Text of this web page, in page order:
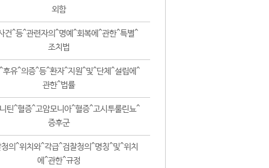
외함
건^등^관련자의^명예^회복에^관한^특별^
조치법
후유^의증^등^환자^지원^및^단체^설립에^
관한^법률
틴^혈증^고암모니아^혈증^고시투룰린뇨^
증후군
의^위치와^각급^검찰청의^명칭^및^위치
에^관한^규정